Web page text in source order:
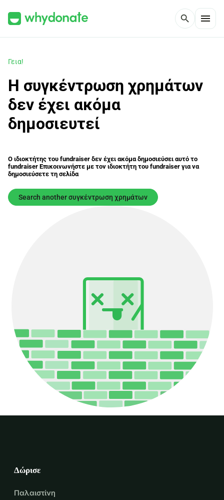
search menu
Γεια!
Η συγκέντρωση χρημάτων
δεν έχει ακόμα
δημοσιευτεί
Ο ιδιοκτήτης του fundraiser δεν έχει ακόμα δημοσιεύσει αυτό το
fundraiser Επικοινωνήστε με τον ιδιοκτήτη του fundraiser για να
δημοσιεύσετε τη σελίδα
Search another συγκέντρωση χρημάτων
Δώρισε
Παλαιστίνη